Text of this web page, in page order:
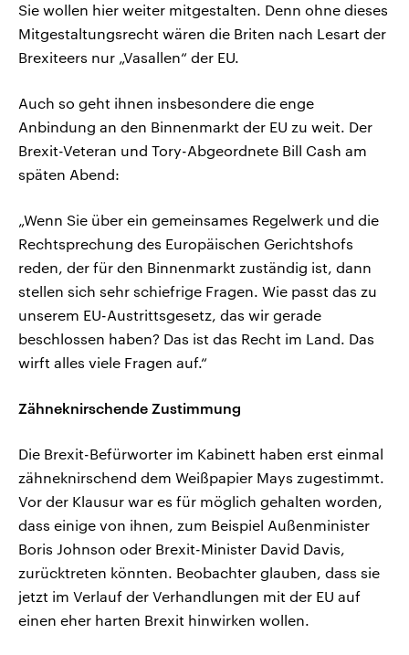
Sie wollen hier weiter mitgestalten. Denn ohne dieses
Mitgestaltungsrecht wären die Briten nach Lesart der
Brexiteers nur „Vasallen“ der EU.
Auch so geht ihnen insbesondere die enge
Anbindung an den Binnenmarkt der EU zu weit. Der
Brexit-Veteran und Tory-Abgeordnete Bill Cash am
späten Abend:
„Wenn Sie über ein gemeinsames Regelwerk und die
Rechtsprechung des Europäischen Gerichtshofs
reden, der für den Binnenmarkt zuständig ist, dann
stellen sich sehr schiefrige Fragen. Wie passt das zu
unserem EU-Austrittsgesetz, das wir gerade
beschlossen haben? Das ist das Recht im Land. Das
wirft alles viele Fragen auf.“
Zähneknirschende Zustimmung
Die Brexit-Befürworter im Kabinett haben erst einmal
zähneknirschend dem Weißpapier Mays zugestimmt.
Vor der Klausur war es für möglich gehalten worden,
dass einige von ihnen, zum Beispiel Außenminister
Boris Johnson oder Brexit-Minister David Davis,
zurücktreten könnten. Beobachter glauben, dass sie
jetzt im Verlauf der Verhandlungen mit der EU auf
einen eher harten Brexit hinwirken wollen.